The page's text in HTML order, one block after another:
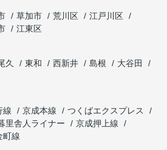
草加市 荒川区
江戸川区
江東区
久 東和 西新井 島根
大谷田
線 京成本線
つくばエクスプレス
里舎人ライナー
京成押上線
町線